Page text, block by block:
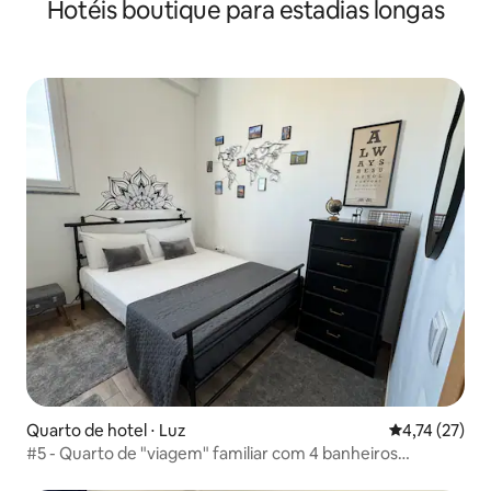
Hotéis boutique para estadias longas
Quarto de hotel ⋅ Luz 4,74 de uma
4,74 (27)
#5 - Quarto de "viagem" familiar com 4 banheiros